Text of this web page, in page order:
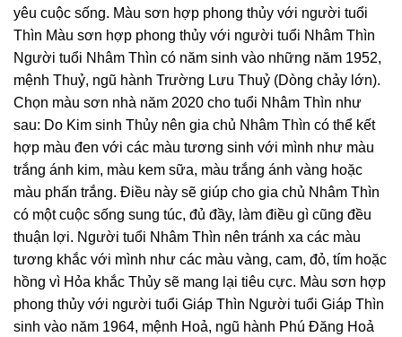
yêu cuộc sống. Màu sơn hợp phong thủy với người tuổi
Thìn Màu sơn hợp phong thủy với người tuổi Nhâm Thìn
Người tuổi Nhâm Thìn có năm sinh vào những năm 1952,
mệnh Thuỷ, ngũ hành Trường Lưu Thuỷ (Dòng chảy lớn).
Chọn màu sơn nhà năm 2020 cho tuổi Nhâm Thìn như
sau: Do Kim sinh Thủy nên gia chủ Nhâm Thìn có thể kết
hợp màu đen với các màu tương sinh với mình như màu
trắng ánh kim, màu kem sữa, màu trắng ánh vàng hoặc
màu phấn trắng. Điều này sẽ giúp cho gia chủ Nhâm Thìn
có một cuộc sống sung túc, đủ đầy, làm điều gì cũng đều
thuận lợi. Người tuổi Nhâm Thìn nên tránh xa các màu
tương khắc với mình như các màu vàng, cam, đỏ, tím hoặc
hồng vì Hỏa khắc Thủy sẽ mang lại tiêu cực. Màu sơn hợp
phong thủy với người tuổi Giáp Thìn Người tuổi Giáp Thìn
sinh vào năm 1964, mệnh Hoả, ngũ hành Phú Đăng Hoả